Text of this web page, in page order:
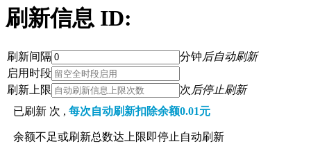
刷新信息 ID:
刷新间隔 分钟后自动刷新
启用时段
刷新上限
次后停止刷新
已刷新 次 ,每次自动刷新扣除余额0.01元
余额不足或刷新总数达上限即停止自动刷新